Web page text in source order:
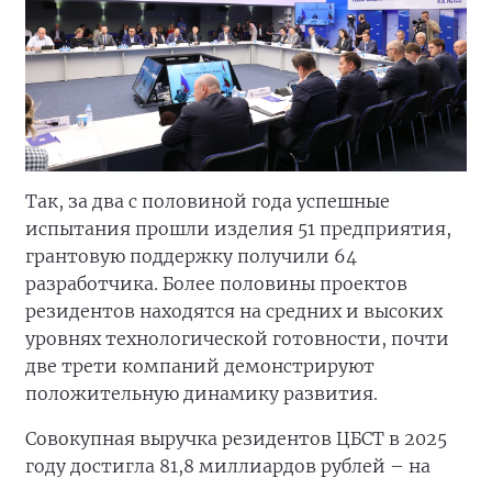
Так, за два с половиной года успешные
испытания прошли изделия 51 предприятия,
грантовую поддержку получили 64
разработчика. Более половины проектов
резидентов находятся на средних и высоких
уровнях технологической готовности, почти
две трети компаний демонстрируют
положительную динамику развития.
Совокупная выручка резидентов ЦБСТ в 2025
году достигла 81,8 миллиардов рублей – на